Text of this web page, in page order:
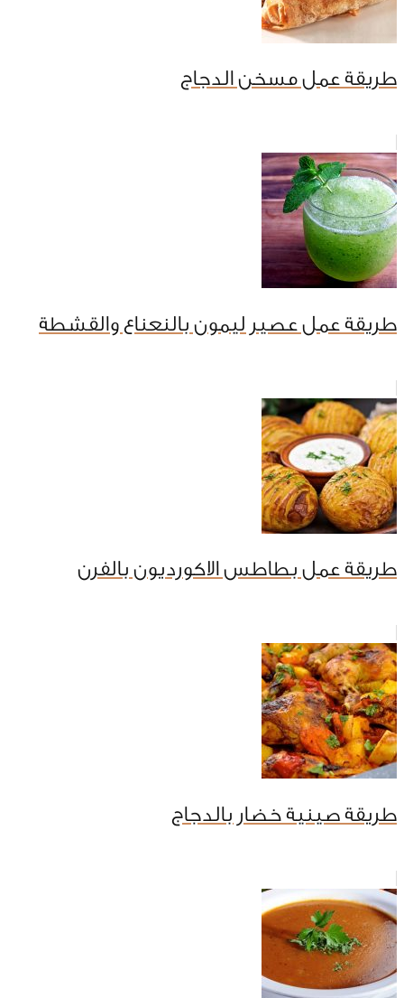
طريقة عمل مسخن الدجاج
طريقة عمل عصير ليمون بالنعناع والقشطة
طريقة عمل بطاطس الاكورديون بالفرن
طريقة صينية خضار بالدجاج